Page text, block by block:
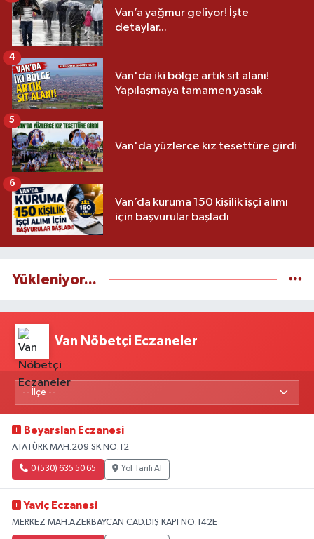
Van’a yağmur geliyor! İşte
detaylar...
Van'da iki bölge artık sit alanı!
Yapılaşmaya tamamen yasak
4
Van'da yüzlerce kız tesettüre girdi
5
Van’da kuruma 150 kişilik işçi alımı
için başvurular başladı
6
Yükleniyor...
Van Nöbetçi Eczaneler
Beyarslan Eczanesi
ATATÜRK MAH.209 SK.NO:12
0 (530) 635 50 65 Yol Tarifi Al
Yaviç Eczanesi
MERKEZ MAH.AZERBAYCAN CAD.DIŞ KAPI NO:142E